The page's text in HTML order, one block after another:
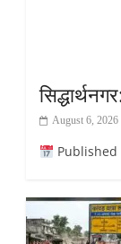
August 6, 2026
Published